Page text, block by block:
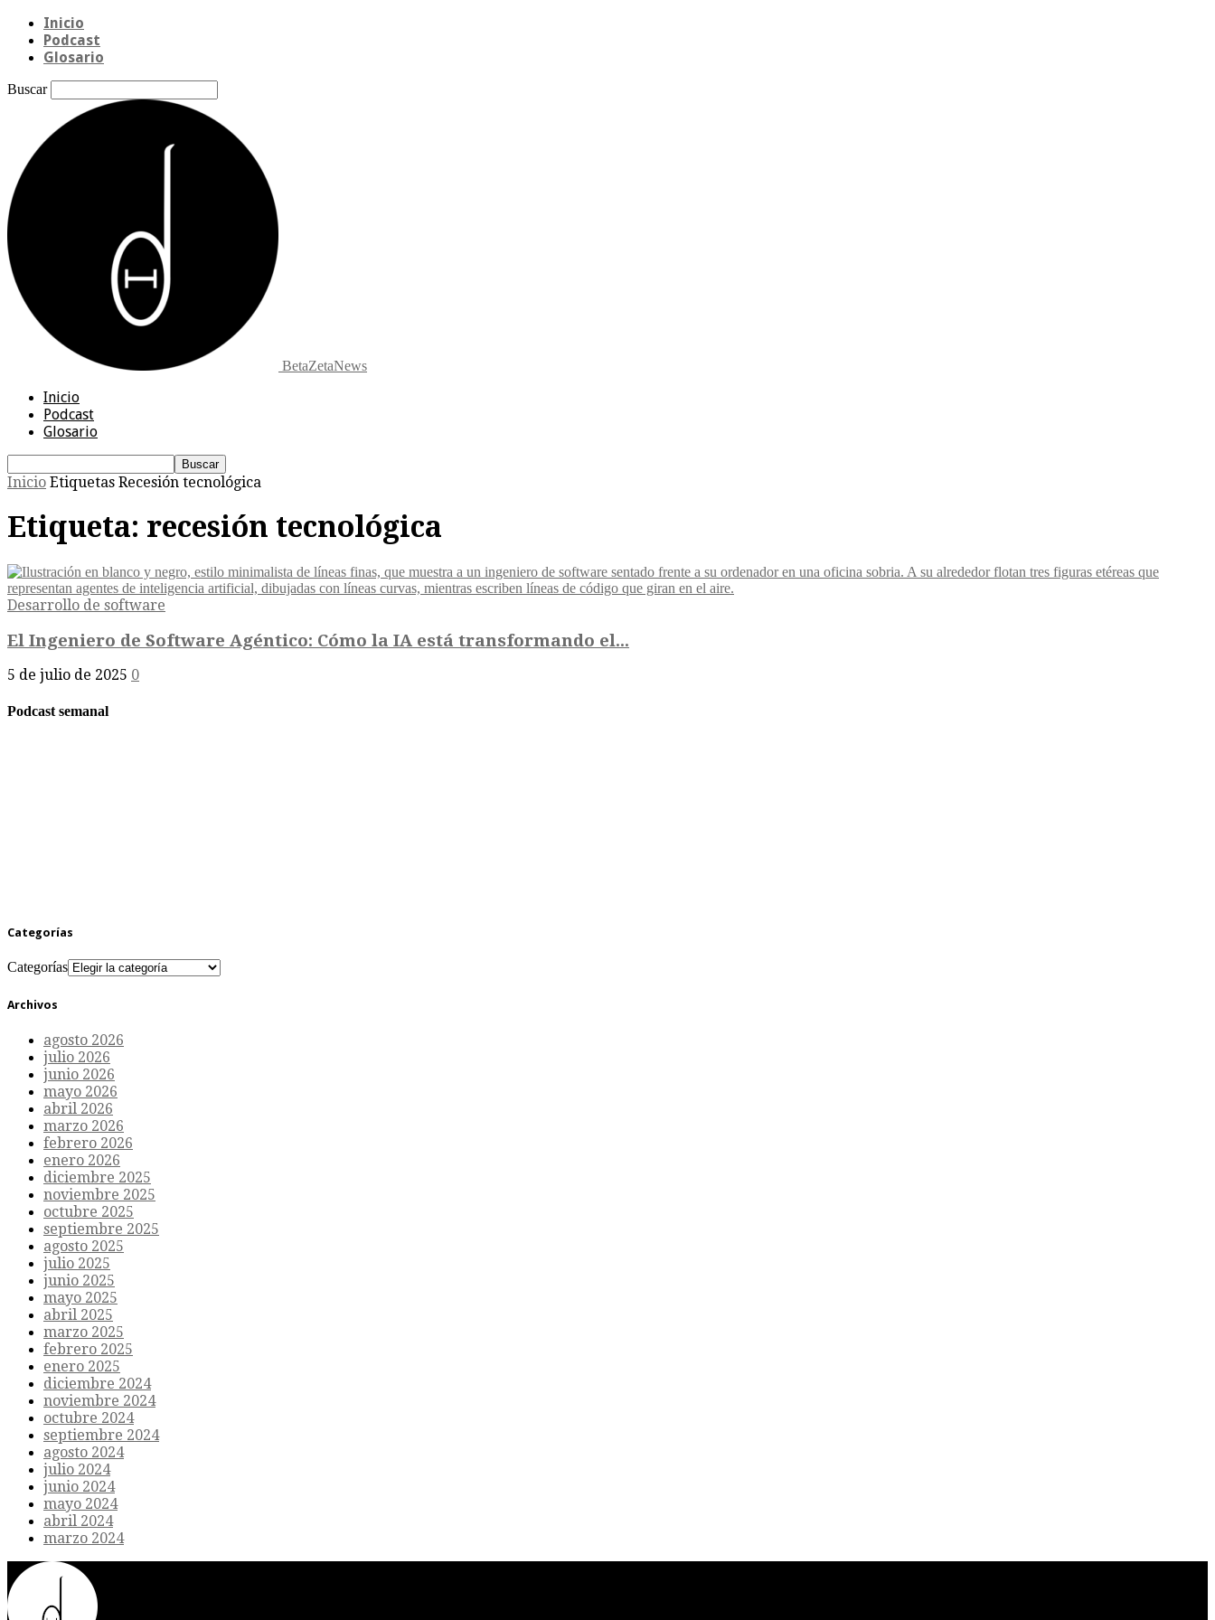
Inicio
Podcast
Glosario
Buscar
BetaZetaNews
Inicio
Podcast
Glosario
Inicio Etiquetas Recesión tecnológica
Etiqueta: recesión tecnológica
Desarrollo de software
El Ingeniero de Software Agéntico: Cómo la IA está transformando el...
5 de julio de 2025 0
Podcast semanal
Categorías
Categorías
Archivos
agosto 2026
julio 2026
junio 2026
mayo 2026
abril 2026
marzo 2026
febrero 2026
enero 2026
diciembre 2025
noviembre 2025
octubre 2025
septiembre 2025
agosto 2025
julio 2025
junio 2025
mayo 2025
abril 2025
marzo 2025
febrero 2025
enero 2025
diciembre 2024
noviembre 2024
octubre 2024
septiembre 2024
agosto 2024
julio 2024
junio 2024
mayo 2024
abril 2024
marzo 2024